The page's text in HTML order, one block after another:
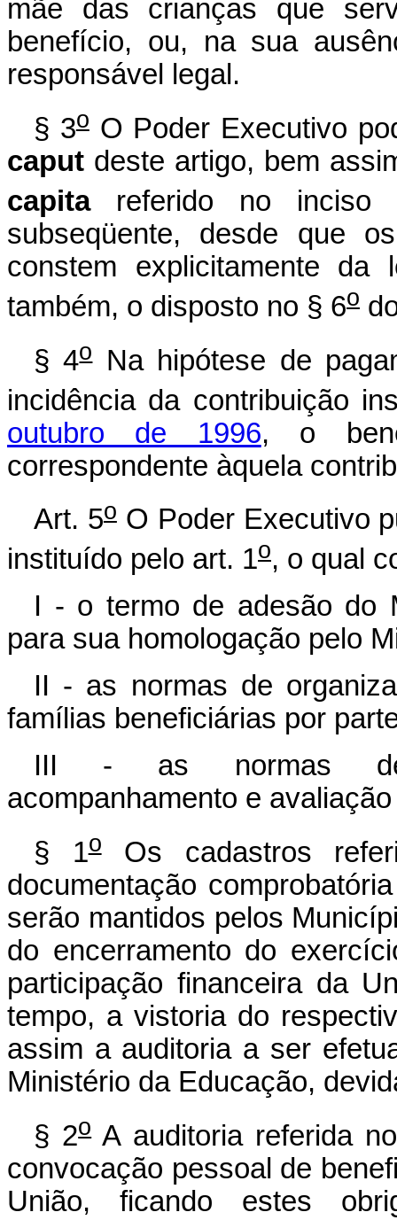
mãe das crianças que
benefício, ou, na sua
responsável legal.
§ 3oO Poder Executivo
caput deste artigo, bem
capitareferido no
subseqüente, desde que
constem explicitamente da
também, o disposto no § 6o
§ 4oNa hipótese de
incidência da contribuição
outubro de 1996, o
correspondente àquela
Art. 5o O Poder Executivo
instituído pelo art. 1o, o qual
I - o termo de adesão do
para sua homologação pelo
II - as normas de
famílias beneficiárias por
III - as normas de
acompanhamento e
§ 1oOs cadastros
documentação
serão mantidos pelos
do encerramento do
participação financeira da
tempo, a vistoria do
assim a auditoria a ser
Ministério da Educação,
§ 2oA auditoria referida
convocação pessoal de
União, ficando estes